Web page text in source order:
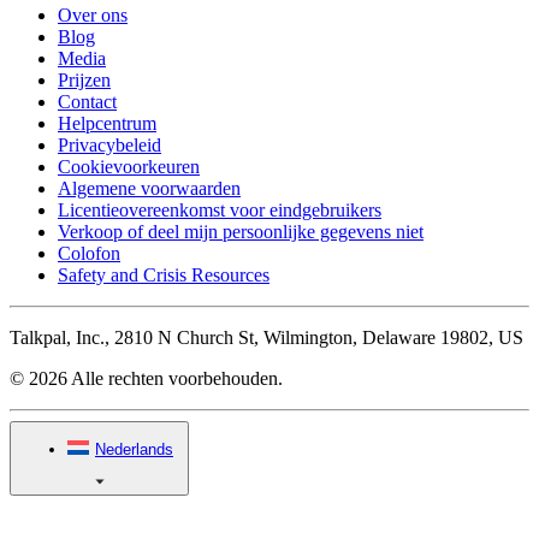
Over ons
Blog
Media
Prijzen
Contact
Helpcentrum
Privacybeleid
Cookievoorkeuren
Algemene voorwaarden
Licentieovereenkomst voor eindgebruikers
Verkoop of deel mijn persoonlijke gegevens niet
Colofon
Safety and Crisis Resources
Talkpal, Inc., 2810 N Church St, Wilmington, Delaware 19802, US
© 2026 Alle rechten voorbehouden.
Nederlands